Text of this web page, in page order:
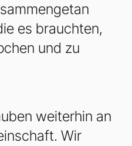
es brauchten,
und zu
weiterhin an
Wir